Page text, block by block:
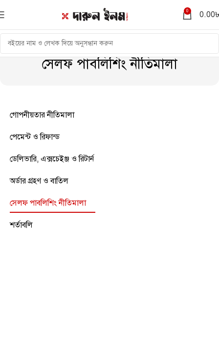
0 0.00
সেলফ পাবলিশিং নীতিমালা
গোপনীয়তার নীতিমালা
পেমেন্ট ও রিফান্ড
ডেলিভারি, এক্সচেইঞ্জ ও রিটার্ন
অর্ডার গ্রহণ ও বাতিল
সেলফ পাবলিশিং নীতিমালা
শর্তাবলি